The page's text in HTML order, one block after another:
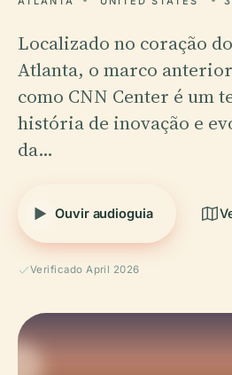
Localizado no coração
Atlanta, o marco
como CNN Center é um
história de inovação e
da…
Ouvir audioguia
Verificado April 2026